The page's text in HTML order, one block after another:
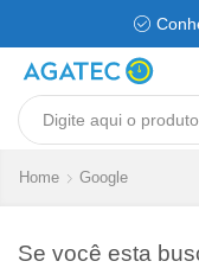
Home Google
Se você esta